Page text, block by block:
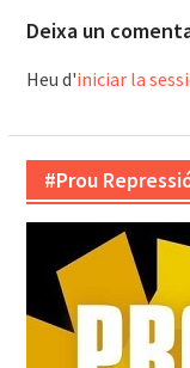
Deixa un
Heu d'iniciar la
#Prou